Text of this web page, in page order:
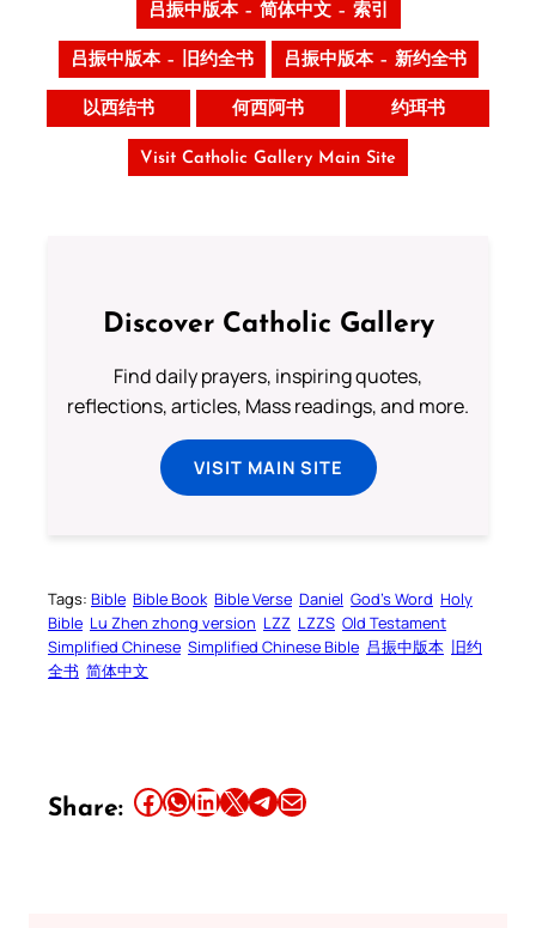
吕振中版本 – 简体中文 – 索引
吕振中版本 – 旧约全书 吕振中版本 – 新约全书
以西结书 何西阿书 约珥书
Visit Catholic Gallery Main Site
Discover Catholic Gallery
Find daily prayers, inspiring quotes,
reflections, articles, Mass readings, and more.
VISIT MAIN SITE
Tags: Bible Bible Book Bible Verse Daniel God’s Word Holy
Bible Lu Zhen zhong version LZZ LZZS Old Testament
Simplified Chinese Simplified Chinese Bible 吕振中版本 旧约
全书 简体中文
Share: Share this article on Facebook Share this article on WhatsApp Share this article on LinkedIn Share this article on X Share this article on TelegramEmail this Article